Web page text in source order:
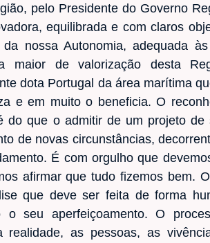
pelo Presidente do Governo
equilibrada e com claros
nossa Autonomia, adequada
maior de valorização desta
dota Portugal da área marítima
e em muito o beneficia. O
do que o admitir de um projeto de
de novas circunstâncias,
É com orgulho que
afirmar que tudo fizemos bem.
que deve ser feita de forma
seu aperfeiçoamento. O
as pessoas, as